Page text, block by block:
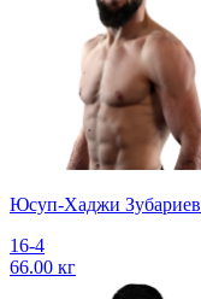
Юсуп-Хаджи Зубариев
16-4
66.00 кг